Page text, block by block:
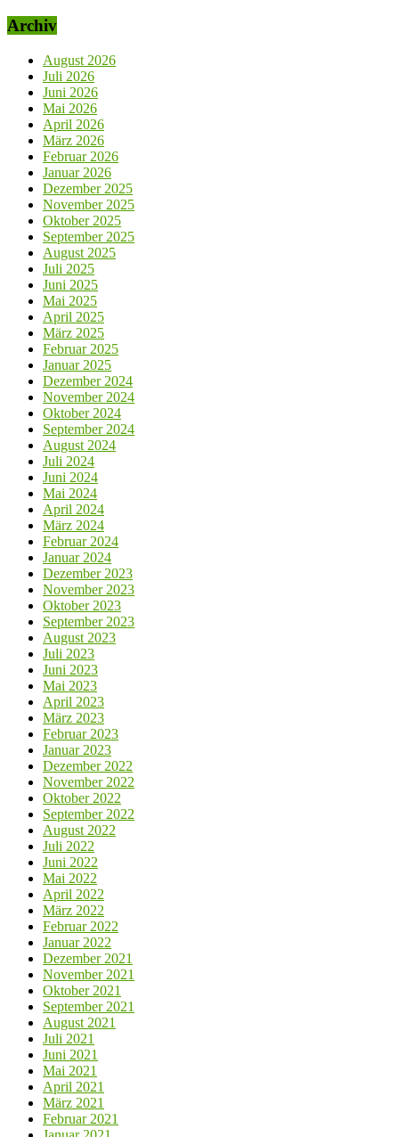
Archiv
August 2026
Juli 2026
Juni 2026
Mai 2026
April 2026
März 2026
Februar 2026
Januar 2026
Dezember 2025
November 2025
Oktober 2025
September 2025
August 2025
Juli 2025
Juni 2025
Mai 2025
April 2025
März 2025
Februar 2025
Januar 2025
Dezember 2024
November 2024
Oktober 2024
September 2024
August 2024
Juli 2024
Juni 2024
Mai 2024
April 2024
März 2024
Februar 2024
Januar 2024
Dezember 2023
November 2023
Oktober 2023
September 2023
August 2023
Juli 2023
Juni 2023
Mai 2023
April 2023
März 2023
Februar 2023
Januar 2023
Dezember 2022
November 2022
Oktober 2022
September 2022
August 2022
Juli 2022
Juni 2022
Mai 2022
April 2022
März 2022
Februar 2022
Januar 2022
Dezember 2021
November 2021
Oktober 2021
September 2021
August 2021
Juli 2021
Juni 2021
Mai 2021
April 2021
März 2021
Februar 2021